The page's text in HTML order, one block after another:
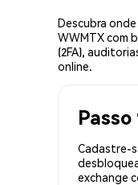
Descubra
WWMTX com
(2FA),
online.
Cadastre-
exchange